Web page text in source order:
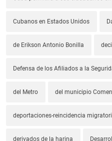
Cubanos en Estados Unidos
de Erikson Antonio Bonilla
Defensa de los Afiliados a la
del Metro del municipio
deportaciones-reincidencia
derivados de la harina